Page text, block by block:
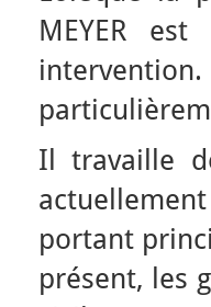
MEYER
Il travaille
portant
présent, les